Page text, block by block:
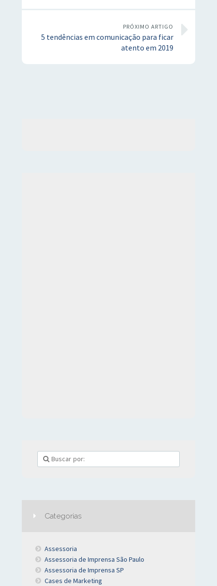
PRÓXIMO ARTIGO
5 tendências em comunicação para ficar
atento em 2019
Categorias
Assessoria
Assessoria de Imprensa São Paulo
Assessoria de Imprensa SP
Cases de Marketing